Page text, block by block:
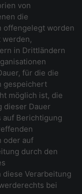
von
die
offengelegt worden
werden,
in Drittländern
für die die
gespeichert
möglich ist, die
dieser Dauer
auf Berichtigung
oder auf
durch den
Verarbeitung
bei